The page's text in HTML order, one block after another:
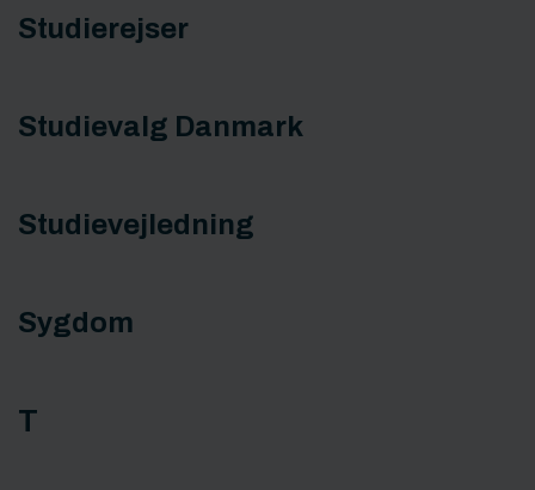
Studierejser
Studievalg Danmark
Studievejledning
Sygdom
T